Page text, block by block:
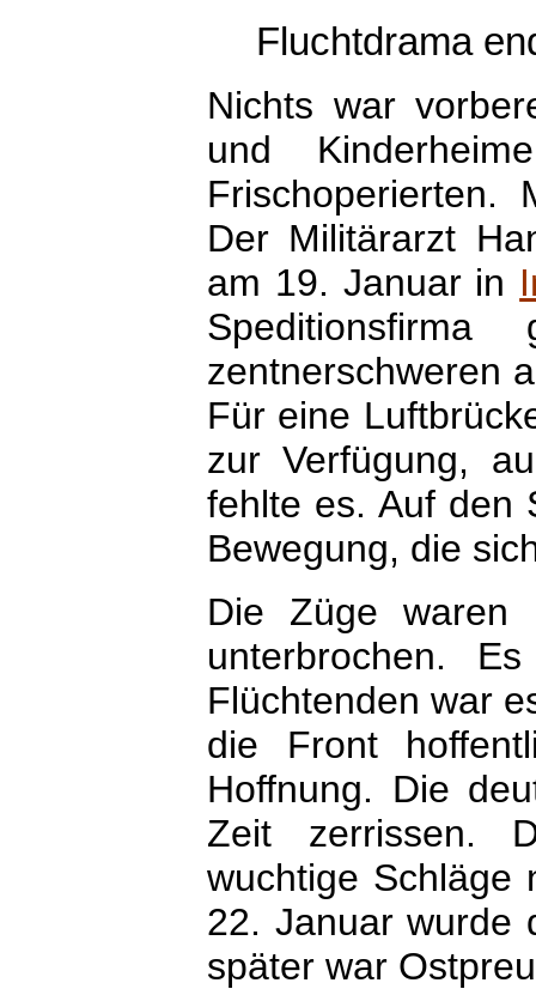
Fluchtdrama
Nichts war
und
Frischoperierten.
Der Militärarzt
am 19. Januar in
zentnerschweren
Für eine
zur Verfügung,
fehlte es. Auf den
Bewegung, die
Die Züge waren
unterbrochen.
Flüchtenden war
die Front
Hoffnung. Die
Zeit zerrissen.
wuchtige
22. Januar wurde
später war